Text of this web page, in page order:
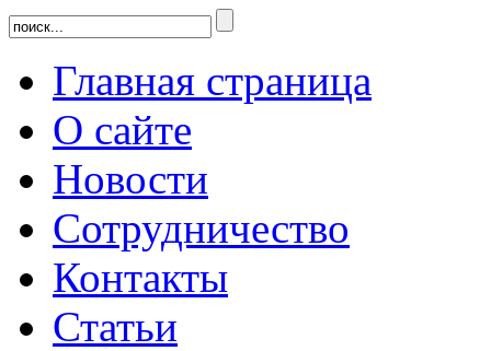
Главная страница
О сайте
Новости
Сотрудничество
Контакты
Статьи